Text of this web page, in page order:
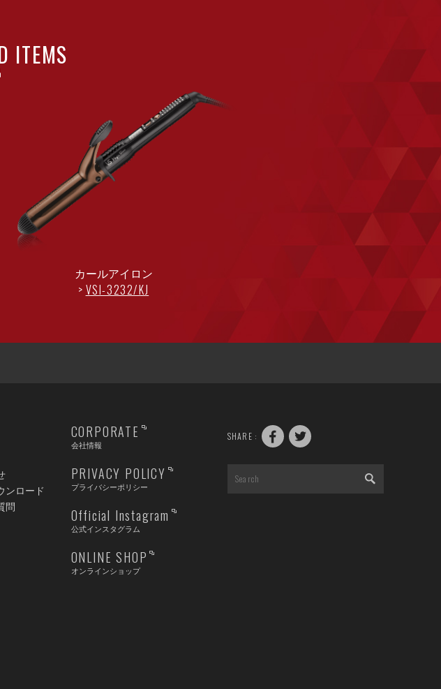
ITEMS
カールアイロン
VSI-3232/KJ
ンロード
問
CORPORATE
会社情報
PRIVACY POLICY
プライバシーポリシー
Official Instagram
公式インスタグラム
ONLINE SHOP
オンラインショップ
SHARE :